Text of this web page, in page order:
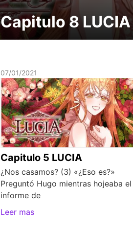
Capitulo 8 LUCIA
07/01/2021
Capitulo 5 LUCIA
¿Nos casamos? (3) «¿Eso es?»
Preguntó Hugo mientras hojeaba el
informe de
Leer mas